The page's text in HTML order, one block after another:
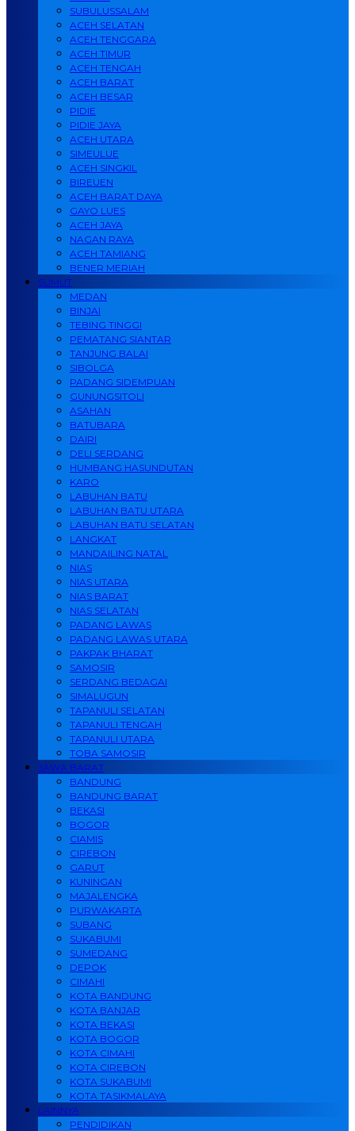
SUBULUSSALAM
ACEH SELATAN
ACEH TENGGARA
ACEH TIMUR
ACEH TENGAH
ACEH BARAT
ACEH BESAR
PIDIE
PIDIE JAYA
ACEH UTARA
SIMEULUE
ACEH SINGKIL
BIREUEN
ACEH BARAT DAYA
GAYO LUES
ACEH JAYA
NAGAN RAYA
ACEH TAMIANG
BENER MERIAH
SUMUT
MEDAN
BINJAI
TEBING TINGGI
PEMATANG SIANTAR
TANJUNG BALAI
SIBOLGA
PADANG SIDEMPUAN
GUNUNGSITOLI
ASAHAN
BATUBARA
DAIRI
DELI SERDANG
HUMBANG HASUNDUTAN
KARO
LABUHAN BATU
LABUHAN BATU UTARA
LABUHAN BATU SELATAN
LANGKAT
MANDAILING NATAL
NIAS
NIAS UTARA
NIAS BARAT
NIAS SELATAN
PADANG LAWAS
PADANG LAWAS UTARA
PAKPAK BHARAT
SAMOSIR
SERDANG BEDAGAI
SIMALUGUN
TAPANULI SELATAN
TAPANULI TENGAH
TAPANULI UTARA
TOBA SAMOSIR
JAWA BARAT
BANDUNG
BANDUNG BARAT
BEKASI
BOGOR
CIAMIS
CIREBON
GARUT
KUNINGAN
MAJALENGKA
PURWAKARTA
SUBANG
SUKABUMI
SUMEDANG
DEPOK
CIMAHI
KOTA BANDUNG
KOTA BANJAR
KOTA BEKASI
KOTA BOGOR
KOTA CIMAHI
KOTA CIREBON
KOTA SUKABUMI
KOTA TASIKMALAYA
LAINNYA
PENDIDIKAN